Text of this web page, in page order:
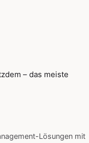
– das meiste
Lösungen mit